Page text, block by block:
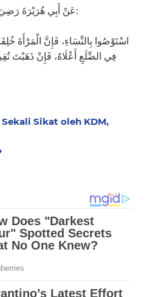
> عَنْ أَبِي هُرَيْرَةَ رَضِيَ اللَّهُ عَنْهُ، عَنِ النَّبِيِّ ﷺ قَالَ:
فِي الضِّلَعِ أَعْلَاهُ، فَإِنْ ذَهَبْتَ
Sikat oleh KDM,